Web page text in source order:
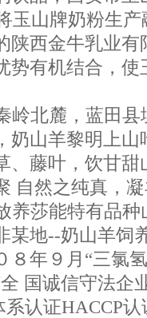
玉山牌奶粉生
陕西金牛乳业
势有机结合，
北麓，蓝田县
奶山羊黎明上
、藤叶，饮甘
自然之纯真，
莎能特有品种
某地--奶山羊饲
８年９月“三氯
国诚信守法企
认证HACCP